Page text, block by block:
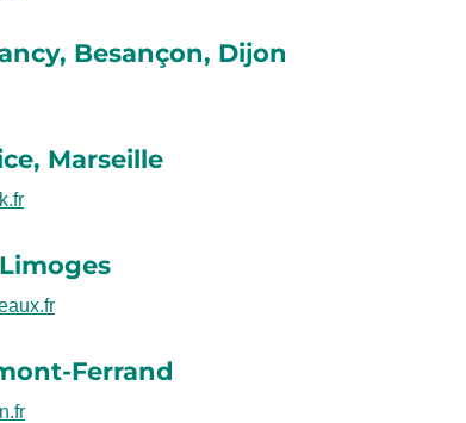
Besançon, Dijon
Marseille
Ferrand